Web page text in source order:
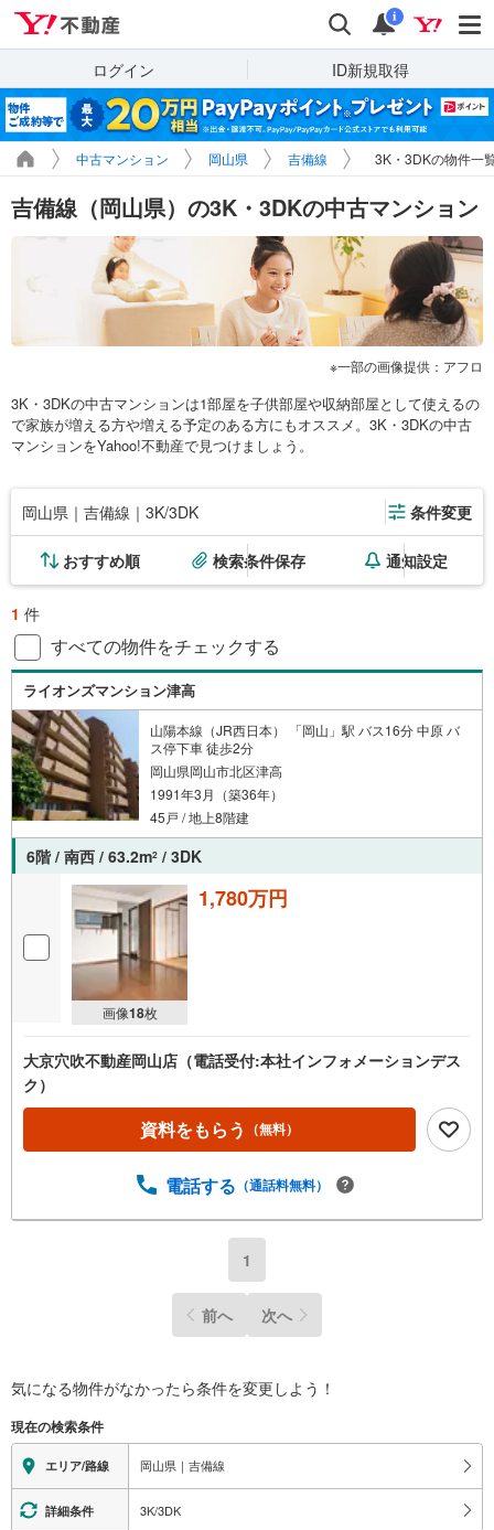
検索 通知
i
ログイン ID新規取得
中古マンション 岡山県 吉備線 3K・3DKの物件一
吉備線（岡山県）の3K・3DKの中古マンション
一部の画像提供：アフロ
3K・3DKの中古マンションは1部屋を子供部屋や収納部屋として使えるの
で家族が増える方や増える予定のある方にもオススメ。3K・3DKの中古
マンションをYahoo!不動産で見つけましょう。
岡山県｜吉備線｜3K/3DK 条件変更
おすすめ順 検索条件保存 通知設定
1 件
すべての物件をチェックする
ライオンズマンション津高
山陽本線（JR西日本） 「岡山」駅 バス16分 中原 バ
ス停下車 徒歩2分
岡山県岡山市北区津高
1991年3月（築36年）
45戸 / 地上8階建
6階 / 南西 / 63.2m2 / 3DK
画像18枚
1,780万円
大京穴吹不動産岡山店（電話受付:本社インフォメーションデス
ク）
資料をもらう （無料）
電話する （通話料無料）
1
前へ 次へ
気になる物件がなかったら条件を変更しよう！
現在の検索条件
エリア/路線 岡山県｜吉備線
詳細条件 3K/3DK